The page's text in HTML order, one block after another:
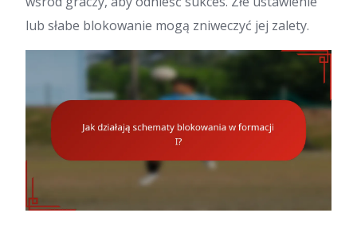
lub słabe blokowanie mogą zniweczyć jej zalety.